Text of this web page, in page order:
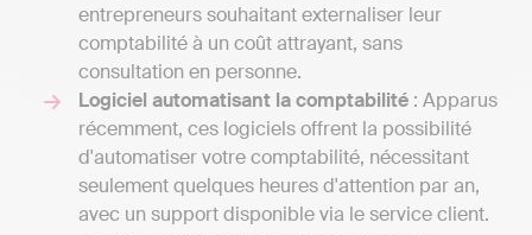
entrepreneurs souhaitant externaliser leur
comptabilité à un coût attrayant, sans
consultation en personne.
Logiciel automatisant la comptabilité : Apparus
récemment, ces logiciels offrent la possibilité
d'automatiser votre comptabilité, nécessitant
seulement quelques heures d'attention par an,
avec un support disponible via le service client.